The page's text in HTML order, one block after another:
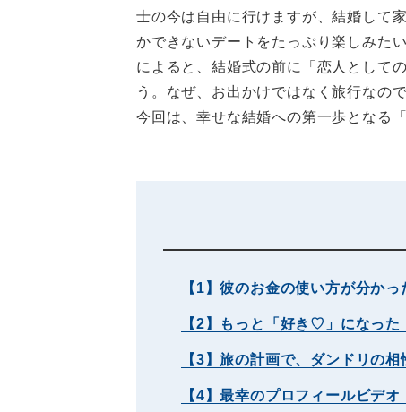
士の今は自由に行けますが、結婚して
かできないデートをたっぷり楽しみた
によると、結婚式の前に「恋人として
う。なぜ、お出かけではなく旅行なの
今回は、幸せな結婚への第一歩となる
【1】彼のお金の使い方が分かっ
【2】もっと「好き♡」になった
【3】旅の計画で、ダンドリの相
【4】最幸のプロフィールビデオ